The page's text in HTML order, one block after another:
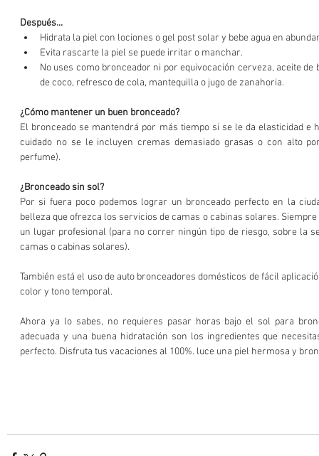
Después...
Hidrata la piel con lociones o gel post solar y bebe agua en
Evita rascarte la piel se puede irritar o manchar.
No uses como bronceador ni por equivocación cerveza, aceite de
de coco, refresco de cola, mantequilla o jugo de zanahoria.
¿Cómo mantener un buen bronceado?
El bronceado se mantendrá por más tiempo si se le da elasticidad e
cuidado no se le incluyen cremas demasiado grasas o con alto
perfume).
¿Bronceado sin sol?
Por si fuera poco podemos lograr un bronceado perfecto en la
belleza que ofrezca los servicios de camas o cabinas solares.
un lugar profesional (para no correr ningún tipo de riesgo, sobre la
camas o cabinas solares).
También está el uso de auto bronceadores domésticos de fácil
color y tono temporal.
Ahora ya lo sabes, no requieres pasar horas bajo el sol para
adecuada y una buena hidratación son los ingredientes que
perfecto. Disfruta tus vacaciones al 100%. luce una piel hermosa y